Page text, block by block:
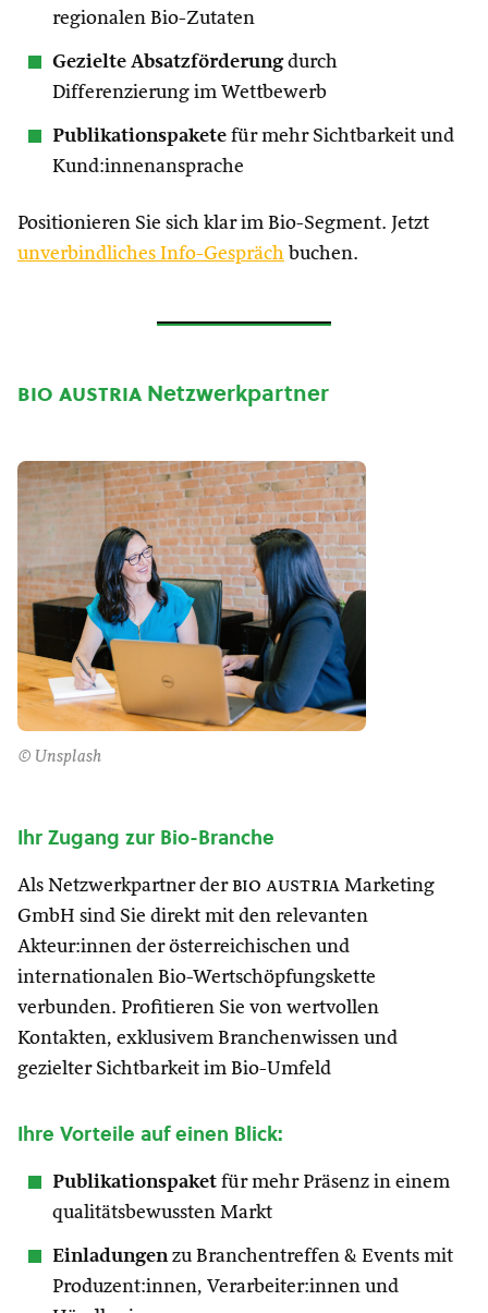
regionalen Bio-Zutaten
Gezielte Absatzförderungdurch
Differenzierung im Wettbewerb
Publikationspakete für mehr Sichtbarkeit und
Kund:innenansprache
Positionieren Sie sich klar im Bio-Segment. Jetzt
unverbindliches Info-Gespräch buchen.
bio austria Netzwerkpartner
© Unsplash
Ihr Zugang zur Bio-Branche
Als Netzwerkpartner der bio austria Marketing
GmbH sind Sie direkt mit den relevanten
Akteur:innen der österreichischen und
internationalen Bio-Wertschöpfungskette
verbunden. Profitieren Sie von wertvollen
Kontakten, exklusivem Branchenwissen und
gezielter Sichtbarkeit im Bio-Umfeld
Ihre Vorteile auf einen Blick:
Publikationspaket für mehr Präsenz in einem
qualitätsbewussten Markt
Einladungenzu Branchentreffen & Events mit
Produzent:innen, Verarbeiter:innen und